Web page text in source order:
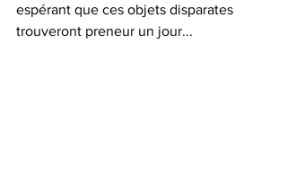
espérant que ces objets disparates
trouveront preneur un jour...